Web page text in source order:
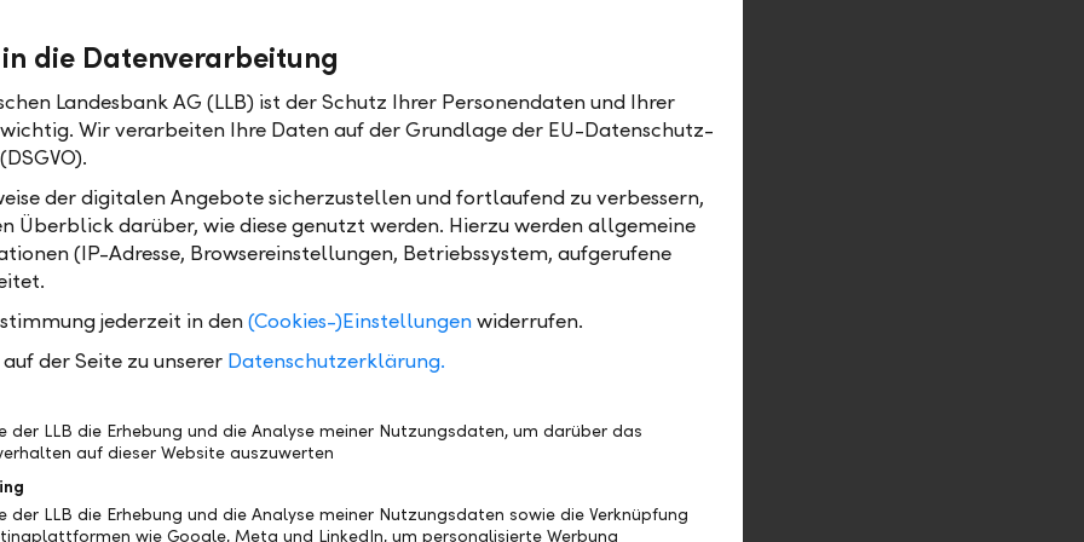
wie die Video-Identifikation, der LLB und Bank Linth
oder die themenspezifischen
wie etwa der Hypothekarrechner oder der Finanzplaner
auf den neuen Portalen zur Verfügung.
gelangen die Nutzerinnen und Nutzer direkt über die
zum Einsatz. Die Online-Umgebung der LLB-
dabei auf die aktuellsten Sicherheitsstandards mit
Schutz vor Missbrauch. Teil der neuen Lösung ist auch ein
das Methoden der künstlichen Intelligenz einsetzt.
Banking Dashboard ("Armaturenbrett"), über das sich
Funktionen einfach und schnell ausführen lassen. Und
Banking Hilfe wünscht, kann sich durch die Mitarbeitenden
Service Centers mittels Co-Browsing unterstützen lassen.
die Datenverarbeitung
Landesbank AG (LLB) ist der Schutz Ihrer Personendaten und Ihrer
Wir verarbeiten Ihre Daten auf der Grundlage der EU-Datenschutz-
der digitalen Angebote sicherzustellen und fortlaufend zu verbessern,
Überblick darüber, wie diese genutzt werden. Hierzu werden allgemeine
(IP-Adresse, Browsereinstellungen, Betriebssystem, aufgerufene
jederzeit in den(Cookies-)Einstellungenwiderrufen.
der Seite zu unserer Datenschutzerklärung.
der LLB die Erhebung und die Analyse meiner Nutzungsdaten, um darüber das
auf dieser Website auszuwerten
der LLB die Erhebung und die Analyse meiner Nutzungsdaten sowie die Verknüpfung
wie Google, Meta und LinkedIn, um personalisierte Werbung